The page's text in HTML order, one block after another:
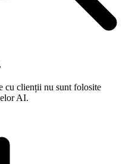
cu clienții nu sunt folosite
AI.